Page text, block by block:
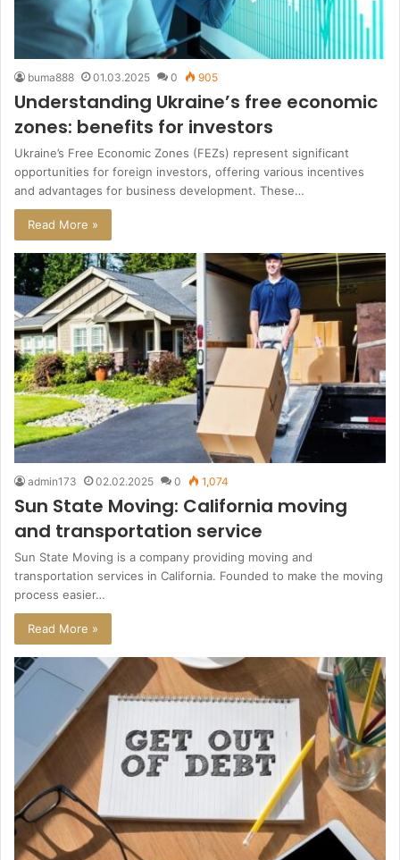
buma888 01.03.2025 0 905
Understanding Ukraine’s free economic
zones: benefits for investors
Ukraine’s Free Economic Zones (FEZs) represent significant
opportunities for foreign investors, offering various incentives
and advantages for business development. These…
Read More »
admin173 02.02.2025 0 1,074
Sun State Moving: California moving
and transportation service
Sun State Moving is a company providing moving and
transportation services in California. Founded to make the moving
process easier…
Read More »